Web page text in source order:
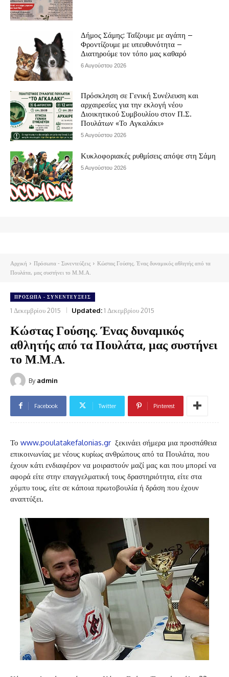
Δήμος Σάμης: Ταΐζουμε με αγάπη –
Φροντίζουμε με υπευθυνότητα –
Διατηρούμε τον τόπο μας καθαρό
6 Αυγούστου 2026
Πρόσκληση σε Γενική Συνέλευση και
αρχαιρεσίες για την εκλογή νέου
Διοικητικού Συμβουλίου στον Π.Σ.
Πουλάτων «Το Αγκαλάκι»
5 Αυγούστου 2026
Κυκλοφοριακές ρυθμίσεις απόψε στη Σάμη
5 Αυγούστου 2026